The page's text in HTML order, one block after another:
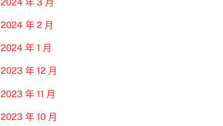
2024 年 3 月
2024 年 2 月
2024 年 1 月
2023 年 12 月
2023 年 11 月
2023 年 10 月